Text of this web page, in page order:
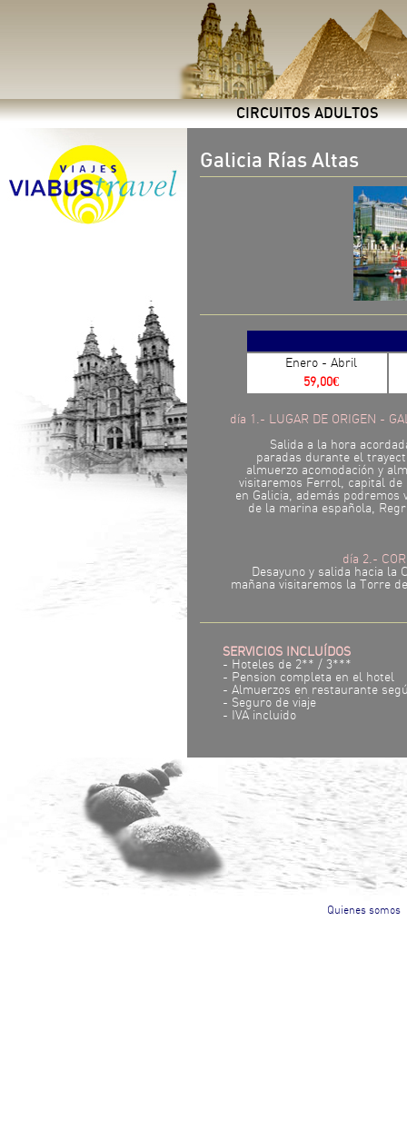
CIRCUITOS ADULTOS
Galicia Rías Altas
Enero - Abril
59,00€
día 1.- LUGAR DE ORIGEN -
Salida a la hora
paradas durante el
almuerzo acomodación y
visitaremos Ferrol, capital de
en Galicia, además podremos
de la marina española,
día 2.-
Desayuno y salida hacia la
mañana visitaremos la Torre
SERVICIOS INCLUÍDOS
- Hoteles de 2** / 3***
- Pension completa en el hotel
- Almuerzos en restaurante
- Seguro de viaje
- IVA incluido
Quienes somos